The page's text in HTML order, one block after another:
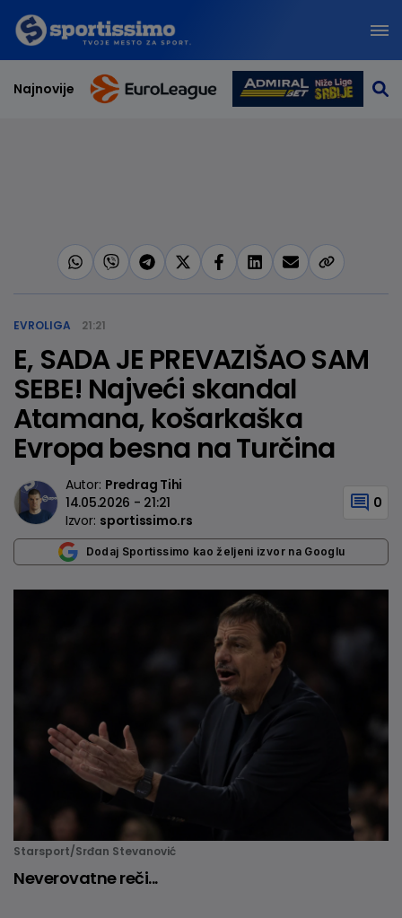
Najnovije
EVROLIGA 21:21
E, SADA JE PREVAZIŠAO SAM
SEBE! Najveći skandal
Atamana, košarkaška
Evropa besna na Turčina
Autor: Predrag Tihi
14.05.2026 - 21:21
Izvor: sportissimo.rs
0
Dodaj Sportissimo kao željeni izvor na Googlu
Starsport/Srđan Stevanović
Neverovatne reči...